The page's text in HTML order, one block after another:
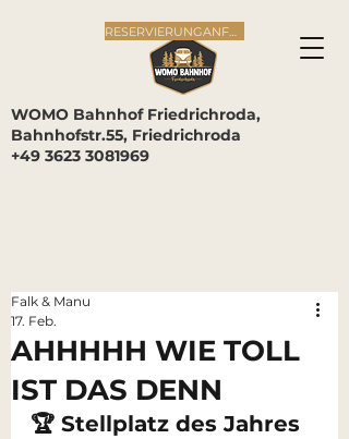
WOMO Bahnhof Friedrichroda,
Bahnhofstr.55, Friedrichroda
+49 3623 3081969
AHHHHH WIE TOLL
IST DAS DENN
Falk & Manu
17. Feb.
🏆 Stellplatz des Jahres